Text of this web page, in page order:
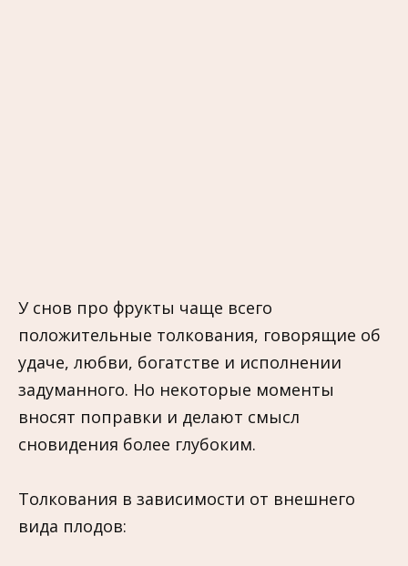
У снов про фрукты чаще всего
положительные толкования, говорящие об
удаче, любви, богатстве и исполнении
задуманного. Но некоторые моменты
вносят поправки и делают смысл
сновидения более глубоким.
Толкования в зависимости от внешнего
вида плодов: